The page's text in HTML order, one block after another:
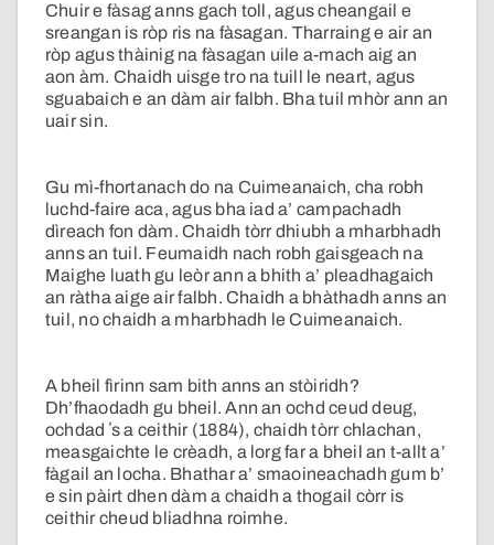
Chuir e fàsag anns gach toll, agus cheangail e
sreangan is ròp ris na fàsagan. Tharraing e air an
ròp agus thàinig na fàsagan uile a-mach aig an
aon àm. Chaidh uisge tro na tuill le neart, agus
sguabaich e an dàm air falbh. Bha tuil mhòr ann an
uair sin.
Gu mì-fhortanach do na Cuimeanaich, cha robh
luchd-faire aca, agus bha iad a’ campachadh
dìreach fon dàm. Chaidh tòrr dhiubh a mharbhadh
anns an tuil. Feumaidh nach robh gaisgeach na
Maighe luath gu leòr ann a bhith a’ pleadhagaich
an ràtha aige air falbh. Chaidh a bhàthadh anns an
tuil, no chaidh a mharbhadh le Cuimeanaich.
A bheil fìrinn sam bith anns an stòiridh?
Dh’fhaodadh gu bheil. Ann an ochd ceud deug,
ochdad ʼs a ceithir (1884), chaidh tòrr chlachan,
measgaichte le crèadh, a lorg far a bheil an t-allt a’
fàgail an locha. Bhathar a’ smaoineachadh gum b’
e sin pàirt dhen dàm a chaidh a thogail còrr is
ceithir cheud bliadhna roimhe.